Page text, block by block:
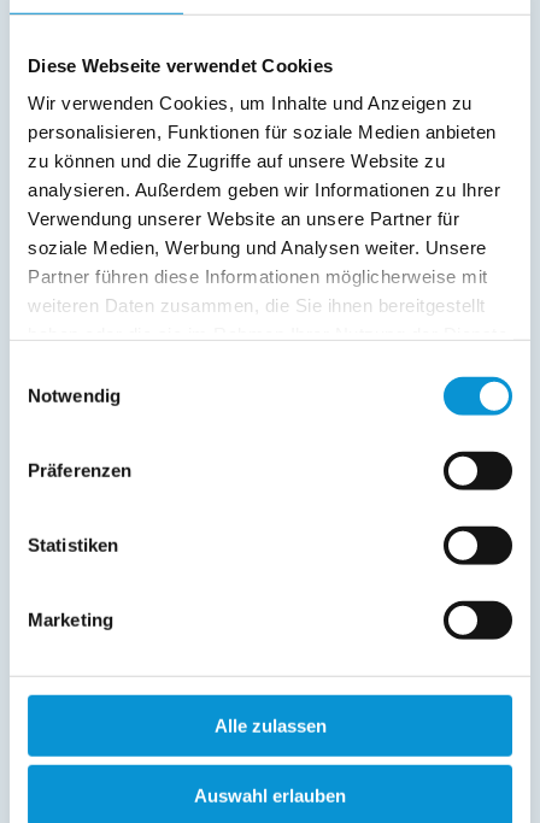
Diese Webseite verwendet Cookies
Wir verwenden Cookies, um Inhalte und Anzeigen zu
personalisieren, Funktionen für soziale Medien anbieten
zu können und die Zugriffe auf unsere Website zu
analysieren. Außerdem geben wir Informationen zu Ihrer
Verwendung unserer Website an unsere Partner für
soziale Medien, Werbung und Analysen weiter. Unsere
Partner führen diese Informationen möglicherweise mit
weiteren Daten zusammen, die Sie ihnen bereitgestellt
Notwendig
Präferenzen
Statistiken
Marketing
Alle zulassen
Auswahl erlauben
Preise (pro Nacht in Euro)
Zeitraum Preis
01. Jan - 15. Mär
70 €
16. Mär - 30. Jun
80 €
01. Jul
- 31. Aug
98 €
01. Sep - 15. Okt
80 €
Preise jeweils zzgl. Tourismusabgabe / Ostseecard.
Bettwäsche/Handtücher/ Küchenwäsche und jetzt neu - Bademäntel